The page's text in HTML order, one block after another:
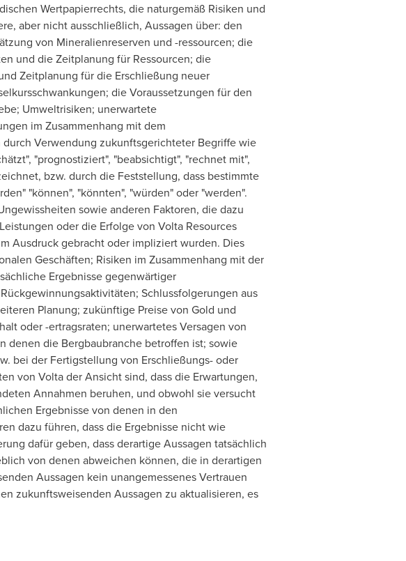
Wertpapierrechts, die naturgemäß Risiken und
aber nicht ausschließlich, Aussagen über: den
von Mineralienreserven und -ressourcen; die
und die Zeitplanung für Ressourcen; die
Zeitplanung für die Erschließung neuer
die Voraussetzungen für den
Umweltrisiken; unerwartete
im Zusammenhang mit dem
Verwendung zukunftsgerichteter Begriffe wie
"prognostiziert", "beabsichtigt", "rechnet mit",
bzw. durch die Feststellung, dass bestimmte
"können", "könnten", "würden" oder "werden".
sowie anderen Faktoren, die dazu
oder die Erfolge von Volta Resources
Ausdruck gebracht oder impliziert wurden. Dies
Geschäften; Risiken im Zusammenhang mit der
Ergebnisse gegenwärtiger
Schlussfolgerungen aus
Planung; zukünftige Preise von Gold und
oder -ertragsraten; unerwartetes Versagen von
denen die Bergbaubranche betroffen ist; sowie
bei der Fertigstellung von Erschließungs- oder
von Volta der Ansicht sind, dass die Erwartungen,
Annahmen beruhen, und obwohl sie versucht
Ergebnisse von denen in den
dazu führen, dass die Ergebnisse nicht wie
dafür geben, dass derartige Aussagen tatsächlich
von denen abweichen können, die in derartigen
Aussagen kein unangemessenes Vertrauen
zukunftsweisenden Aussagen zu aktualisieren, es